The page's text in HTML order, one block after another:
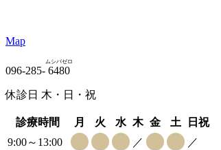
Map
096-285- 6480
ムシバゼロ
休診日 木・日・祝
診療時間 月 火 水 木 金 土
日祝
9:00～13:00
／
／